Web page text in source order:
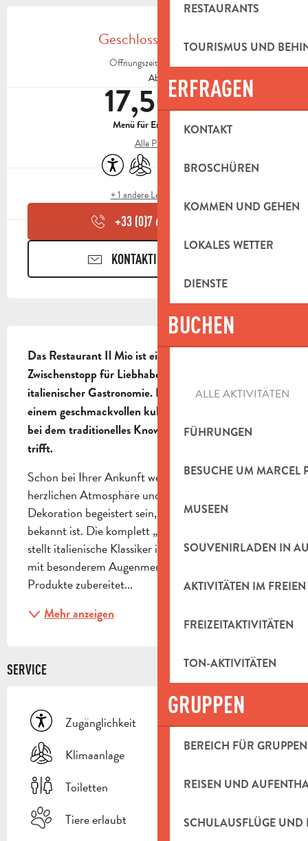
RESTAURANTS
TOURISMUS UND
ERFRAGEN
KONTAKT
BROSCHÜREN
KOMMEN UND GEHEN
LOKALES WETTER
DIENSTE
BUCHEN
ALLE AKTIVITÄTEN
FÜHRUNGEN
BESUCHE UM MARCEL
MUSEEN
SOUVENIRLADEN IN
AKTIVITÄTEN IM FREIEN
FREIZEITAKTIVITÄTEN
TON-AKTIVITÄTEN
GRUPPEN
BEREICH FÜR GRUPPEN
REISEN UND
SCHULAUSFLÜGE UND
ÖFFNUNGSZEITEN &
Geschlossen heute
Öffnungszeiten ansehen
Ab
17,50 €
Menü für Erwachsene
Alle Preise
Zugänglichkeit
Klimaanlage
ToilettenTiere erlaubt
+ 1 andere Leistung(en)
+33 (0)7 61 46 39
KONTAKTIEREN SIE UNS
Das Restaurant Il Mio ist ein unumgänglicher
Zwischenstopp für Liebhaber authentischer
italienischer Gastronomie. Dieses Haus lädt Sie zu
einem geschmackvollen kulinarischen Ausflug ein,
bei dem traditionelles Know-how auf Geselligkeit
trifft.
Schon bei Ihrer Ankunft werden Sie von der
herzlichen Atmosphäre und der gepflegten
Dekoration begeistert sein, für die das Il Mio
bekannt ist. Die komplett „hausgemachte“ Küche
stellt italienische Klassiker in den Mittelpunkt, die
mit besonderem Augenmerk auf die Frische der
Produkte zubereitet...
Mehr anzeigen
SERVICE
Zugänglichkeit
Klimaanlage
Toiletten
Tiere erlaubt